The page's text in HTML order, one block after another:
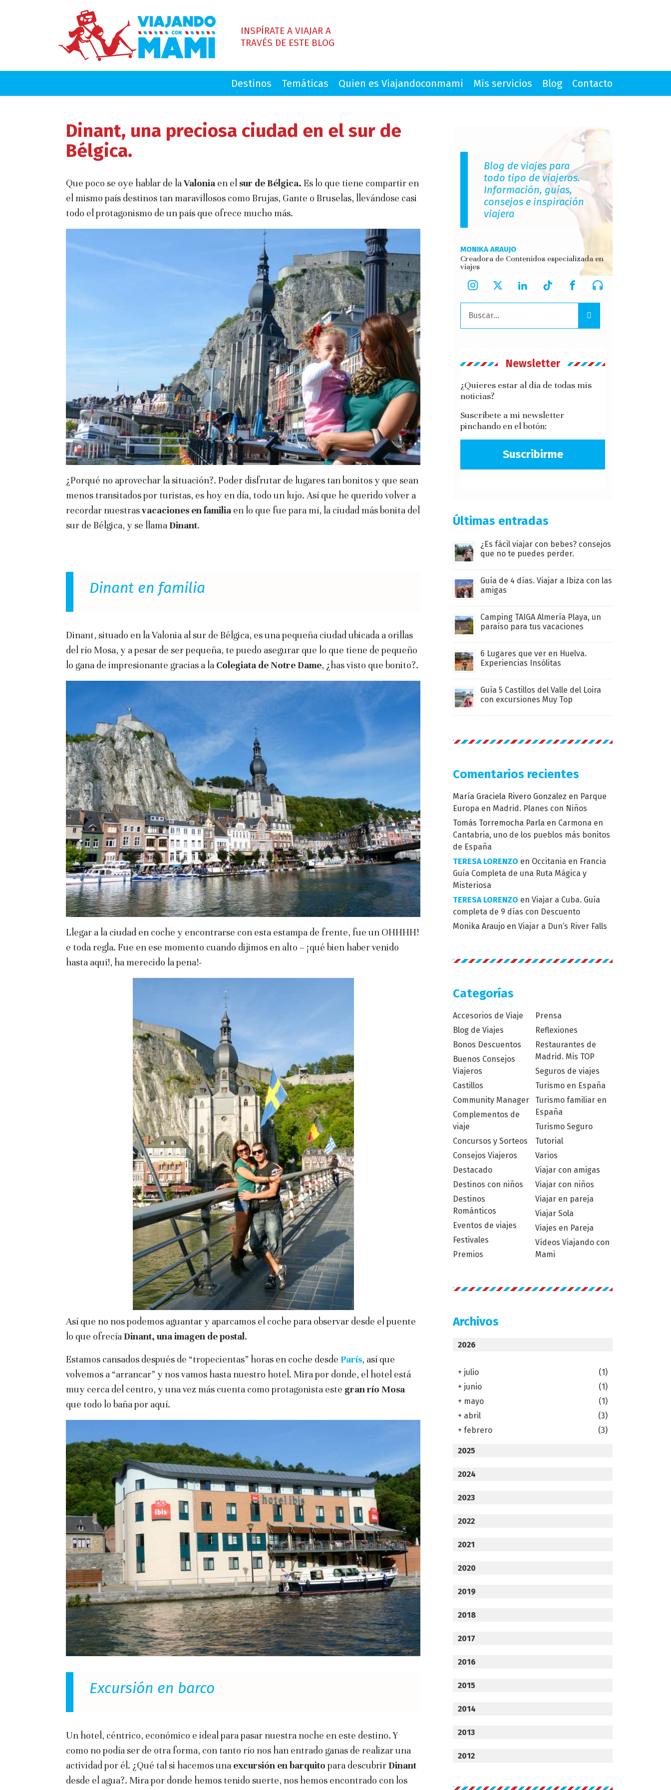
INSPÍRATE A VIAJAR A
TRAVÉS DE ESTE BLOG
Destinos Temáticas Quien es Viajandoconmami Mis servicios Blog Contacto
Dinant, una preciosa ciudad en el sur de
Bélgica.
Que poco se oye hablar de laValonia en el sur de Bélgica. Es lo que tiene compartir en
el mismo país destinos tan maravillosos como Brujas, Gante o Bruselas, llevándose casi
todo el protagonismo de un país que ofrece mucho más.
¿Porqué no aprovechar la situación?. Poder disfrutar de lugares tan bonitos y que sean
menos transitados por turistas, es hoy en día, todo un lujo. Así que he querido volver a
recordar nuestrasvacaciones en familia en lo que fue para mí, la ciudad más bonita del
sur de Bélgica, y se llama Dinant.
Dinant en familia
Dinant, situado en la Valonia al sur de Bélgica, es una pequeña ciudad ubicada a orillas
del río Mosa, y a pesar de ser pequeña, te puedo asegurar que lo que tiene de pequeño
lo gana de impresionante gracias a la Colegiata de Notre Dame, ¿has visto que bonito?.
Llegar a la ciudad en coche y encontrarse con esta estampa de frente, fue un OHHHH!
e toda regla. Fue en ese momento cuando dijimos en alto – ¡qué bien haber venido
hasta aquí!, ha merecido la pena!-
Así que no nos podemos aguantar y aparcamos el coche para observar desde el puente
lo que ofrecía Dinant, una imagen de postal.
Estamos cansados después de “tropecientas” horas en coche desde París, así que
volvemos a “arrancar” y nos vamos hasta nuestro hotel. Mira por donde, el hotel está
muy cerca del centro, y una vez más cuenta como protagonista este gran río Mosa
que todo lo baña por aquí.
Excursión en barco
Un hotel, céntrico, económico e ideal para pasar nuestra noche en este destino. Y
como no podía ser de otra forma, con tanto río nos han entrado ganas de realizar una
actividad por él. ¿Qué tal si hacemos una excursión en barquito para descubrir Dinant
desde el agua?. Mira por donde hemos tenido suerte, nos hemos encontrado con los
Blog de viajes para
todo tipo de viajeros.
Información, guías,
consejos e inspiración
viajera
MONIKA ARAUJO
Creadora de Contenidos especializada en
viajes
Buscar:
Newsletter
¿Quieres estar al día de todas mis
noticias?
Suscríbete a mi newsletter
pinchando en el botón:
Suscribirme
Últimas entradas
¿Es fácil viajar con bebes? consejos
que no te puedes perder.
Guía de 4 días. Viajar a Ibiza con las
amigas
Camping TAIGA Almería Playa, un
paraíso para tus vacaciones
6 Lugares que ver en Huelva.
Experiencias Insólitas
Guía 5 Castillos del Valle del Loira
con excursiones Muy Top
Comentarios recientes
María Graciela Rivero Gonzalez en Parque
Europa en Madrid. Planes con Niños
Tomás Torremocha Parla en Carmona en
Cantabria, uno de los pueblos más bonitos
de España
TERESA LORENZO en Occitania en Francia
Guía Completa de una Ruta Mágica y
Misteriosa
TERESA LORENZO en Viajar a Cuba. Guía
completa de 9 días con Descuento
Monika Araujo en Viajar a Dun’s River Falls
Categorías
Accesorios de Viaje
Blog de Viajes
Bonos Descuentos
Buenos Consejos
Viajeros
Castillos
Community Manager
Complementos de
viaje
Concursos y Sorteos
Consejos Viajeros
Destacado
Destinos con niños
Destinos
Románticos
Eventos de viajes
Festivales
Premios
Prensa
Reflexiones
Restaurantes de
Madrid. Mis TOP
Seguros de viajes
Turismo en España
Turismo familiar en
España
Turismo Seguro
Tutorial
Varios
Viajar con amigas
Viajar con niños
Viajar en pareja
Viajar Sola
Viajes en Pareja
Vídeos Viajando con
Mami
Archivos
2026
+ julio
(1)
+ junio
(1)
+ mayo
(1)
+ abril
(3)
+ febrero (3)
2025
2024
2023
2022
2021
2020
2019
2018
2017
2016
2015
2014
2013
2012